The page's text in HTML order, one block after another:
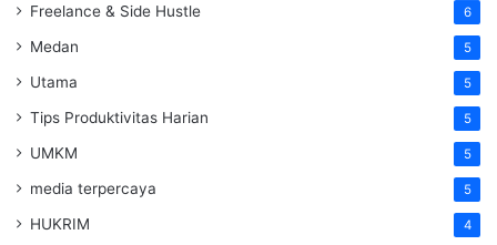
Freelance & Side Hustle 6
Medan 5
Utama 5
Tips Produktivitas Harian 5
UMKM 5
media terpercaya 5
HUKRIM 4